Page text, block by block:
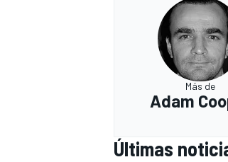
Más de
Adam
Últimas